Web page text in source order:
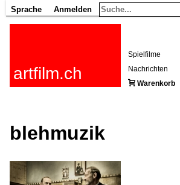
Sprache Anmelden
artfilm.ch
Spielfilme
Nachrichten
Warenkorb
blehmuzik